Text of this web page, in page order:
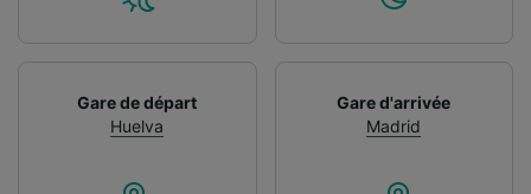
Gare de départ
Huelva
Gare d'arrivée
Madrid